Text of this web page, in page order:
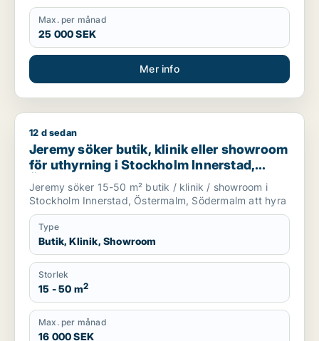
Max. per månad
25 000 SEK
Mer info
Jeremy söker butik, klinik eller showroom för uthyrning i
12 d sedan
Jeremy söker butik, klinik eller showroom
för uthyrning i Stockholm Innerstad,
Östermalm eller Södermalm
Jeremy söker 15-50 m² butik / klinik / showroom i
Stockholm Innerstad, Östermalm, Södermalm att hyra
Type
Butik, Klinik, Showroom
Storlek
15 - 50 m2
Max. per månad
16 000 SEK